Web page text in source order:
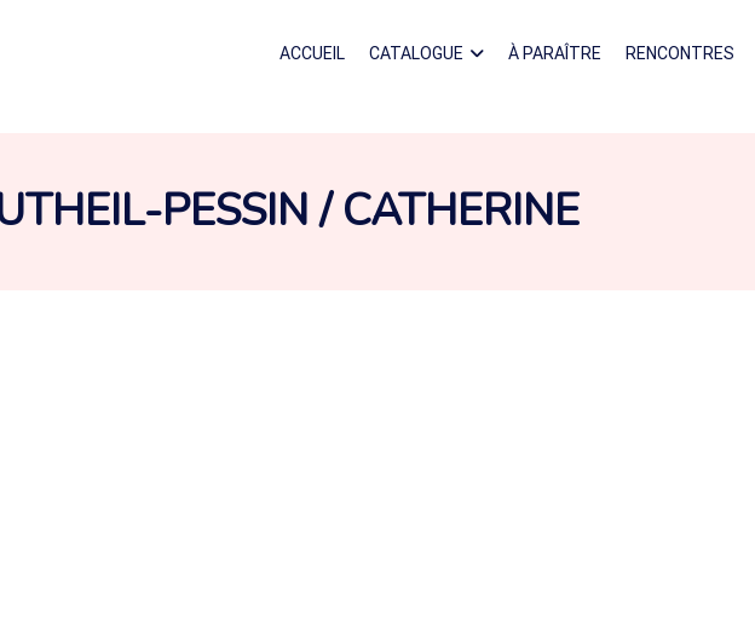
ACCUEIL CATALOGUE À PARAÎTRE RENCONTRES
:PESSIN / CATHERINE